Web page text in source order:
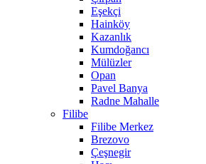
Eşekçi
Hainköy
Kazanlık
Kumdoğancı
Mülüzler
Opan
Pavel Banya
Radne Mahalle
Filibe
Filibe Merkez
Brezovo
Çeşnegir